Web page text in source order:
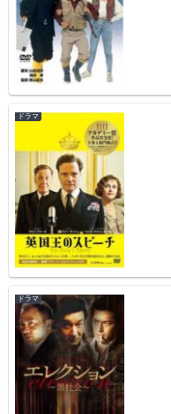
ドラマ
ドラマ